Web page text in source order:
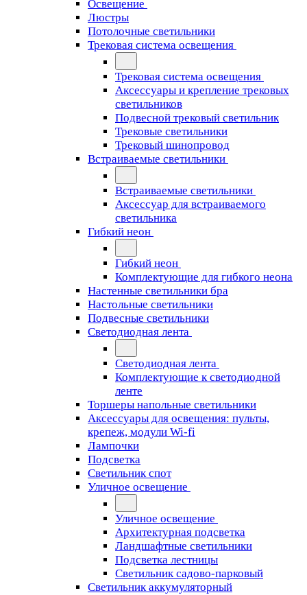
Освещение
Люстры
Потолочные светильники
Трековая система освещения
Трековая система освещения
Аксессуары и крепление трековых
светильников
Подвесной трековый светильник
Трековые светильники
Трековый шинопровод
Встраиваемые светильники
Встраиваемые светильники
Аксессуар для встраиваемого
светильника
Гибкий неон
Гибкий неон
Комплектующие для гибкого неона
Настенные светильники бра
Настольные светильники
Подвесные светильники
Светодиодная лента
Светодиодная лента
Комплектующие к светодиодной
ленте
Торшеры напольные светильники
Аксессуары для освещения: пульты,
крепеж, модули Wi-fi
Лампочки
Подсветка
Светильник спот
Уличное освещение
Уличное освещение
Архитектурная подсветка
Ландшафтные светильники
Подсветка лестницы
Светильник садово-парковый
Светильник аккумуляторный